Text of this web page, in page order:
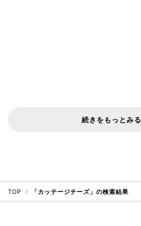
続きをもっとみる
TOP 「カッテージチーズ」の検索結果